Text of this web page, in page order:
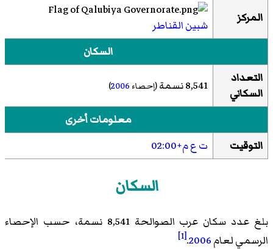
المركز
شبين القناطر
السكان
التعداد
السكاني
8,541 نسمة (إحصاء 2006
)
معلومات أخرى
التوقيت
ت ع م+02:00
السكان
بلغ عدد سكان عرب الصوالحة 8,541 نسمة، حسب الإحصاء
الرسمي لعام2006
.
[1]